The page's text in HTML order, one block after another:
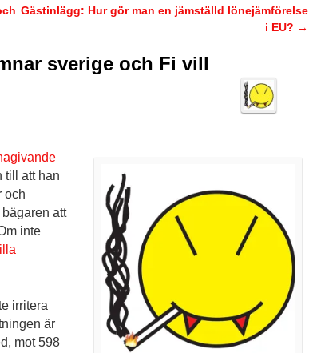
Gästinlägg: Hur gör man en jämställd lönejämförelse
i EU? →
sverige och Fi vill
till att han
och
att
inte
irritera
är
mot 598